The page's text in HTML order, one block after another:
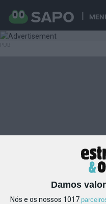
Damos
Nós e os nossos 1017